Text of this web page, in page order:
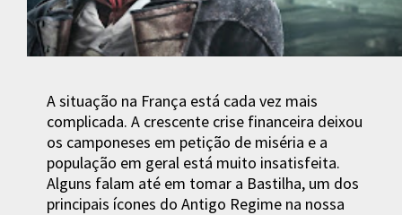
A situação na França está cada vez mais
complicada. A crescente crise financeira deixou
os camponeses em petição de miséria e a
população em geral está muito insatisfeita.
Alguns falam até em tomar a Bastilha, um dos
principais ícones do Antigo Regime na nossa